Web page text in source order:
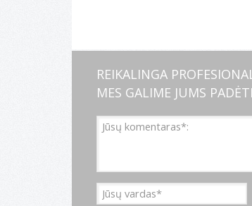
REIKALINGA
MES GALIME JUMS